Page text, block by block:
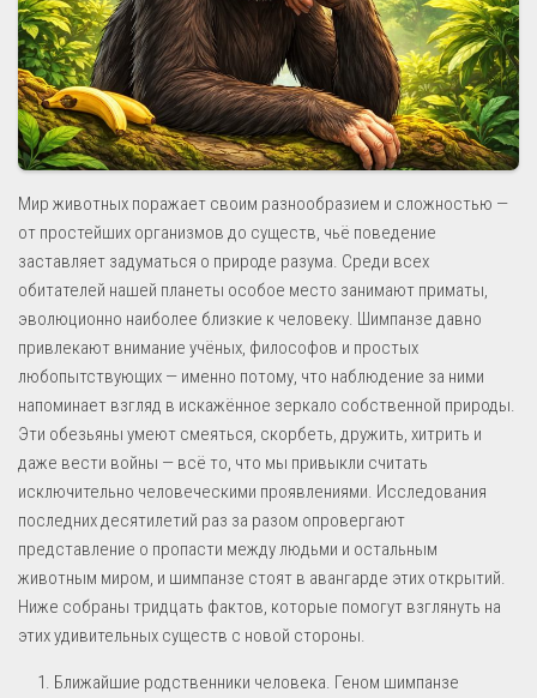
Мир животных поражает своим разнообразием и сложностью —
от простейших организмов до существ, чьё поведение
заставляет задуматься о природе разума. Среди всех
обитателей нашей планеты особое место занимают приматы,
эволюционно наиболее близкие к человеку. Шимпанзе давно
привлекают внимание учёных, философов и простых
любопытствующих — именно потому, что наблюдение за ними
напоминает взгляд в искажённое зеркало собственной природы.
Эти обезьяны умеют смеяться, скорбеть, дружить, хитрить и
даже вести войны — всё то, что мы привыкли считать
исключительно человеческими проявлениями. Исследования
последних десятилетий раз за разом опровергают
представление о пропасти между людьми и остальным
животным миром, и шимпанзе стоят в авангарде этих открытий.
Ниже собраны тридцать фактов, которые помогут взглянуть на
этих удивительных существ с новой стороны.
Ближайшие родственники человека. Геном шимпанзе